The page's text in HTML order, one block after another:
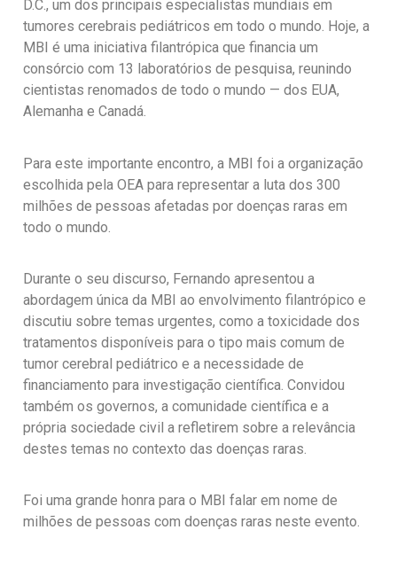
D.C., um dos principais especialistas mundiais em
tumores cerebrais pediátricos em todo o mundo. Hoje, a
MBI é uma iniciativa filantrópica que financia um
consórcio com 13 laboratórios de pesquisa, reunindo
cientistas renomados de todo o mundo — dos EUA,
Alemanha e Canadá.
Para este importante encontro, a MBI foi a organização
escolhida pela OEA para representar a luta dos 300
milhões de pessoas afetadas por doenças raras em
todo o mundo.
Durante o seu discurso, Fernando apresentou a
abordagem única da MBI ao envolvimento filantrópico e
discutiu sobre temas urgentes, como a toxicidade dos
tratamentos disponíveis para o tipo mais comum de
tumor cerebral pediátrico e a necessidade de
financiamento para investigação científica. Convidou
também os governos, a comunidade científica e a
própria sociedade civil a refletirem sobre a relevância
destes temas no contexto das doenças raras.
Foi uma grande honra para o MBI falar em nome de
milhões de pessoas com doenças raras neste evento.